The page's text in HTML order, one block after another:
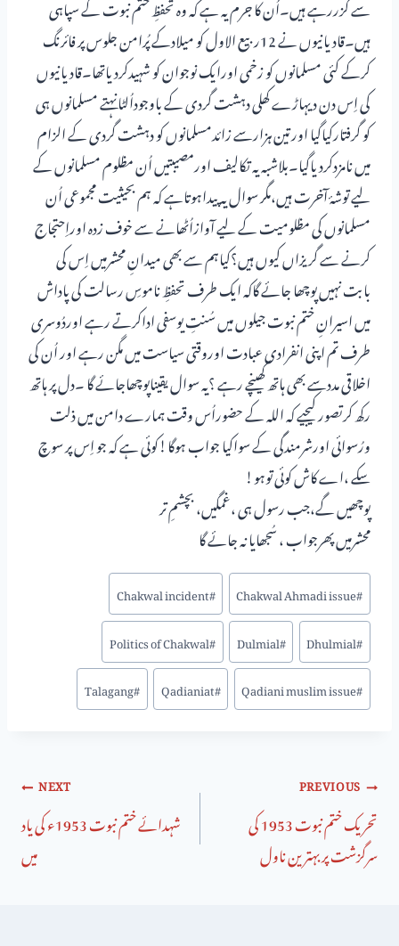
ہیں۔قادیانیوں نے 12ربیع الاول کو میلادکے پُرامن جلوس پر فائرنگ
کرکے کئی مسلمانوں کو زخمی اورایک نوجوان کو شہیدکردیاتھا۔قادیانیوں
کی اِس دن دیہاڑے کھلی دہشت گردی کے باوجوداُلٹانہتے مسلمانوں ہی
کو گرفتارکیاگیا اورتین ہزارسے زائدمسلمانوں کو دہشت گردی کے الزام
میں نامزدکردیاگیا۔بلاشبہ یہ تکالیف اورمصیبتیں اُن مظلوم مسلمانوں کے
لیے توشۂ آخرت ہیں،مگر سوال یہ پیداہوتاہے کہ ہم بحیثیت مجموعی اُن
مسلمانوں کی مظلومیت کے لیے آوازاُٹھانے سے خوف زدہ اوراِحتجاج
کرنے سے گریزاں کیوں ہیں؟کیاہم سے بھی میدانِ محشرمیں اِس کی
بابت نہیں پوچھا جائے گاکہ ایک طرف تحفظِ ناموسِ رسالت کی پاداش
میں اسیرانِ ختم نبوت جیلوں میں سُنتِ یوسفی اداکرتے رہے اوردُوسری
طرف تم اپنی انفرادی عبادت اوروقتی سیاست میں مگن رہے اور اُن کی
اخلاقی مددسے بھی ہاتھ کھینچے رہے ؟یہ سوال یقیناپوچھاجائے گا ۔دل پر ہاتھ
رکھ کرتصور کیجیے کہ اللہ کے حضوراُس وقت ہمارے دامن میں ذلت
ورُسوائی اورشرمندگی کے سواکیا جواب ہوگا!کوئی ہے کہ جو اِس پر سوچ
سکے ،اے کاش کوئی توہو!
پوچھیں گے،جب رسول ہی ،غمگیں، بچشمِ تر
محشرمیں پھرجواب ، سُجھایا نہ جائے گا
#
Chakwal Ahmadi issue
#
Chakwal incident
#
Dhulmial
#
Dulmial
#
Politics of Chakwal
#
Qadiani muslim issue
#
Qadianiat
#
Talagang
PREVIOUS
تحریک ختم نبوت 1953 کی
سرگزشت پر بہترین ناول
NEXT
شہدائے ختم نبوت 1953ء کی یاد
میں